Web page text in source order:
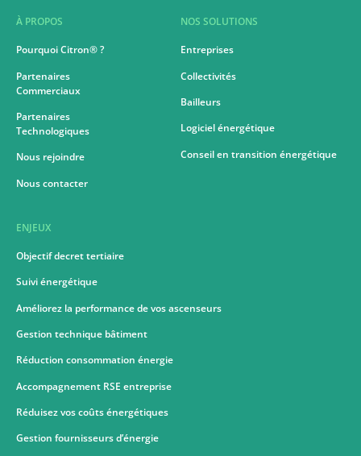
À PROPOS
Pourquoi Citron® ?
Partenaires
Commerciaux
Partenaires
Technologiques
Nous rejoindre
Nous contacter
ENJEUX
Objectif decret tertiaire
Suivi énergétique
Améliorez la performance de vos ascenseurs
Gestion technique bâtiment
Réduction consommation énergie
Accompagnement RSE entreprise
Réduisez vos coûts énergétiques
Gestion fournisseurs d’énergie
NOS SOLUTIONS
Entreprises
Collectivités
Bailleurs
Logiciel énergétique
Conseil en transition énergétique